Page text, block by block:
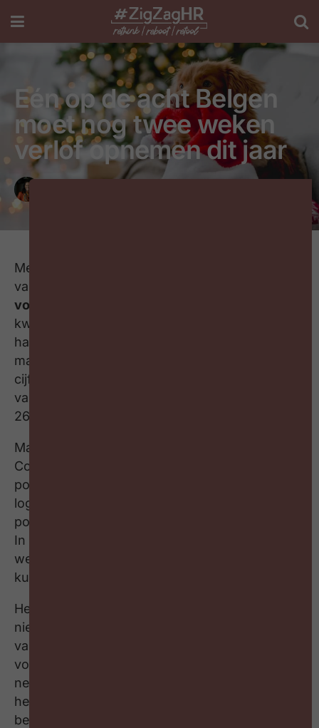
Eén op de acht Belgen
moet nog twee weken
verlof opnemen dit jaar
Met de herfstvakantie achter de rug heeft 13 %
van de werkende Belgen
volle weken verlof
kwart heeft nog een week vakantie achter de
hand gehouden voor de laatste anderhalve
maand van het jaar. Dat blijkt uit de laatste
cijfers van hr-dienstverlener Acerta op basis
van de werkelijke gegevens van meer dan
260.000 werknemers.
Marijke Beelen, experte vakantie bij Acerta
Consult: “De eindejaarsperiode is een
populaire periode om vakantie te nemen,
logisch dus dat ook in 2022 mensen nog een
potje met vakantiedagen hebben opgespaard.
In ons land is het wettelijk bepaald dat
werknemers geen legale vakantiedagen
kunnen overdragen naar volgend jaar.
Het maakt de planning in heel wat bedrijven er
niet gemakkelijk op. Wie krijgt wanneer
vakantie? Geven we collega’s met kinderen
voorrang om in de kerstvakantie verlof te
nemen? Het zijn vragen die we de laatste tijd
heel vaak krijgen van bedrijven. Kmo’s met een
belangrijke groep werknemers van 26- tot 35-